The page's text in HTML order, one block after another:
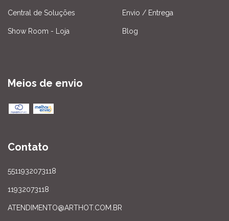
Central de Soluções Envio / Entrega
Show Room - Loja Blog
Meios de envio
Contato
5511932073118
11932073118
ATENDIMENTO@ARTHOT.COM.BR